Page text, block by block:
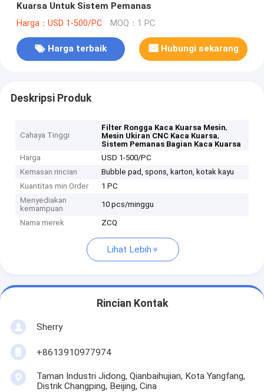
Kuarsa Untuk Sistem Pemanas
Harga：USD 1-500/PC MOQ：1 PC
Harga terbaik Hubungi sekarang
Deskripsi Produk
Cahaya Tinggi
Filter Rongga Kaca Kuarsa Mesin,
Mesin Ukiran CNC Kaca Kuarsa,
Sistem Pemanas Bagian Kaca Kuarsa
Harga
USD 1-500/PC
Kemasan rincian
Bubble pad, spons, karton, kotak kayu
Kuantitas min Order
1 PC
Menyediakan
kemampuan
10 pcs/minggu
Nama merek ZCQ
Lihat Lebih
Rincian Kontak
Sherry
+8613910977974
Taman Industri Jidong, Qianbaihujian, Kota Yangfang,
Distrik Changping, Beijing, Cina